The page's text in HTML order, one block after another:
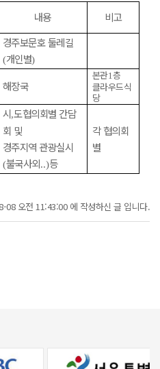
내용 비고
경주보문호 둘레길
(개인별)
해장국
본관1층
클라우드식
당
시,도협의회별 간담
회 및
경주지역 관광실시
(불국사외..)등
각 협의회
별
08 오전 11:43:00 에 작성하신 글 입니다.